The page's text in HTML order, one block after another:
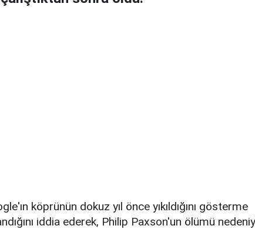
köprünün dokuz yıl önce yıkıldığını gösterme
iddia ederek, Philip Paxson'un ölümü